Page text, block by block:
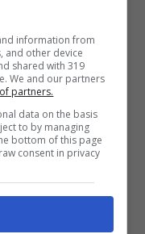
più
FATE a un livello
i fan di
nuova!)
nuovi badge
Steam e nuovi
versione
information from
and other device
shared with 319
We and our partners
partners.
data on the basis
to by managing
bottom of this page
consent in privacy